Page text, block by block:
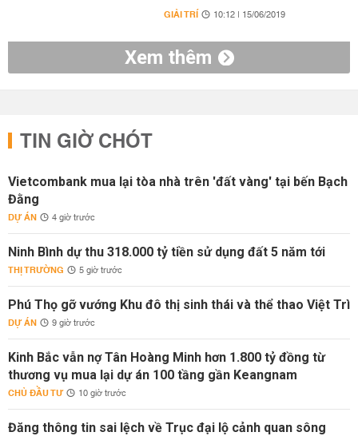
GIẢI TRÍ 10:12 | 15/06/2019
Xem thêm
TIN GIỜ CHÓT
Vietcombank mua lại tòa nhà trên 'đất vàng' tại bến Bạch
Đằng
DỰ ÁN 4 giờ trước
Ninh Bình dự thu 318.000 tỷ tiền sử dụng đất 5 năm tới
THỊ TRƯỜNG 5 giờ trước
Phú Thọ gỡ vướng Khu đô thị sinh thái và thể thao Việt Trì
DỰ ÁN 9 giờ trước
Kinh Bắc vẫn nợ Tân Hoàng Minh hơn 1.800 tỷ đồng từ
thương vụ mua lại dự án 100 tầng gần Keangnam
CHỦ ĐẦU TƯ 10 giờ trước
Đăng thông tin sai lệch về Trục đại lộ cảnh quan sông